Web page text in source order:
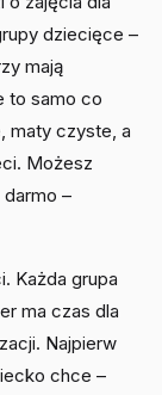
dziecięce –
mają
to samo co
maty czyste, a
Możesz
–
Każda grupa
ma czas dla
Najpierw
chce –